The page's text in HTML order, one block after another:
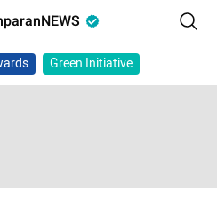
Green Initiative